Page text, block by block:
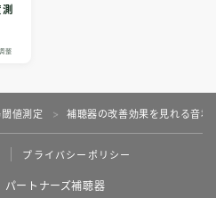
整
値測定 ＞ 補聴器の改善効果を見れる音場
プライバシーポリシー
ートナーズ補聴器